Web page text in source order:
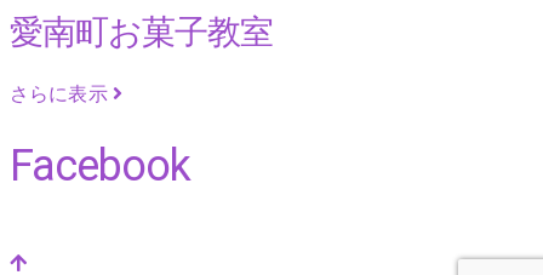
愛南町お菓子教室
さらに表示
Facebook